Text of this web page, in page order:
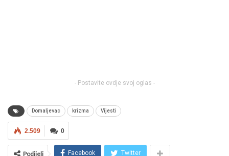
- Postavite ovdje svoj oglas -
Domaljevac krizma Vijesti
0
2.509
Podijeli Facebook Twitter